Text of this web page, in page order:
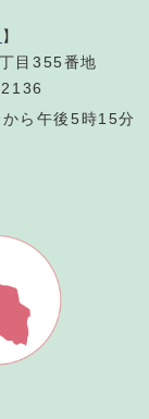
】
目355番地
ら午後5時15分